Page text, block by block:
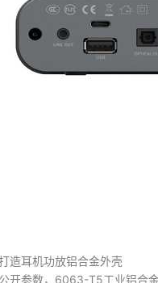
造耳机功放铝合金外壳
开参数，6063-T5工业铝合